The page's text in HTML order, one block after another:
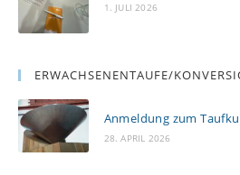
1. JULI 2026
ERWACHSENENTAUFE/
Anmeldung zum
28. APRIL 2026